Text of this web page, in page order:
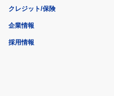
クレジット/保険
企業情報
採用情報